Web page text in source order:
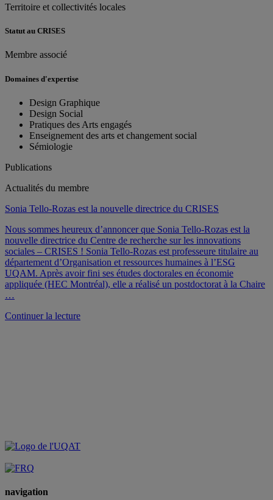
Territoire et collectivités locales
Statut au CRISES
Membre associé
Domaines d'expertise
Design Graphique
Design Social
Pratiques des Arts engagés
Enseignement des arts et changement social
Sémiologie
Publications
Actualités du membre
Sonia Tello-Rozas est la nouvelle directrice du CRISES
Nous sommes heureux d’annoncer que Sonia Tello-Rozas est la
nouvelle directrice du Centre de recherche sur les innovations
sociales – CRISES ! Sonia Tello-Rozas est professeure titulaire au
département d’Organisation et ressources humaines à l’ESG
UQAM. Après avoir fini ses études doctorales en économie
appliquée (HEC Montréal), elle a réalisé un postdoctorat à la Chaire
…
Continuer la lecturede
navigation